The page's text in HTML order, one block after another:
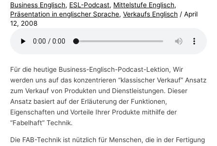
Business Englisch, ESL-Podcast, Mittelstufe Englisch,
Präsentation in englischer Sprache,Verkaufs Englisch /April
12, 2008
Für die heutige Business-Englisch-Podcast-Lektion, Wir
werden uns auf das konzentrieren “klassischer Verkauf” Ansatz
zum Verkauf von Produkten und Dienstleistungen. Dieser
Ansatz basiert auf der Erläuterung der Funktionen,
Eigenschaften und Vorteile Ihrer Produkte mithilfe der
“Fabelhaft” Technik.
Die FAB-Technik ist nützlich für Menschen, die in der Fertigung